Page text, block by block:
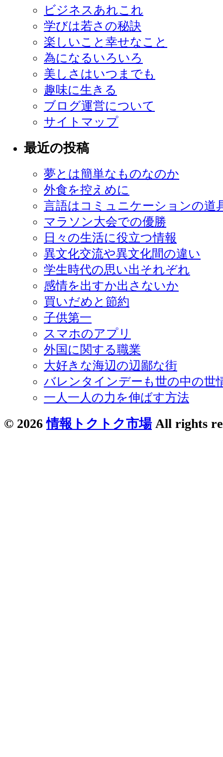
ビジネスあれこれ
学びは若さの秘訣
楽しいこと幸せなこと
為になるいろいろ
美しさはいつまでも
趣味に生きる
ブログ運営について
サイトマップ
最近の投稿
夢とは簡単なものなのか
外食を控えめに
言語はコミュニケーションの道
マラソン大会での優勝
日々の生活に役立つ情報
異文化交流や異文化間の違い
学生時代の思い出それぞれ
感情を出すか出さないか
買いだめと節約
子供第一
スマホのアプリ
外国に関する職業
大好きな海辺の辺鄙な街
バレンタインデーも世の中の世
一人一人の力を伸ばす方法
© 2026情報トクトク市場All rights